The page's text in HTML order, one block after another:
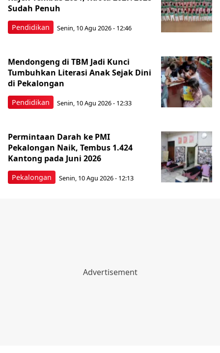
Pendidikan
Sudah Penuh
Senin, 10 Agu 2026 - 12:46
Pendidikan
Mendongeng di TBM Jadi Kunci
Tumbuhkan Literasi Anak Sejak Dini
di Pekalongan
Senin, 10 Agu 2026 - 12:33
Pekalongan
Permintaan Darah ke PMI
Pekalongan Naik, Tembus 1.424
Kantong pada Juni 2026
Senin, 10 Agu 2026 - 12:13